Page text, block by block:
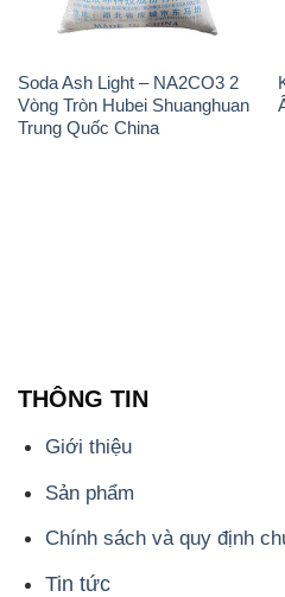
Soda Ash Light – NA2CO3 2
Vòng Tròn Hubei Shuanghuan
Trung Quốc China
THÔNG TIN
Giới thiệu
Sản phẩm
Chính sách và quy định
Tin tức